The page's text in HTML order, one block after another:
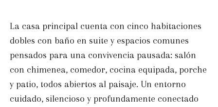
La casa principal cuenta con cinco habitaciones
dobles con baño en suite y espacios comunes
pensados para una convivencia pausada: salón
con chimenea, comedor, cocina equipada, porche
y patio, todos abiertos al paisaje. Un entorno
cuidado, silencioso y profundamente conectado